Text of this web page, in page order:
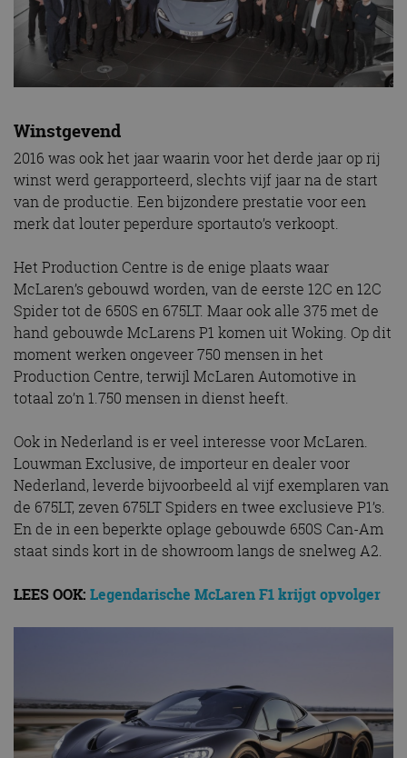
Winstgevend
2016 was ook het jaar waarin voor het derde jaar op rij
winst werd gerapporteerd, slechts vijf jaar na de start
van de productie. Een bijzondere prestatie voor een
merk dat louter peperdure sportauto’s verkoopt.
Het Production Centre is de enige plaats waar
McLaren’s gebouwd worden, van de eerste 12C en 12C
Spider tot de 650S en 675LT. Maar ook alle 375 met de
hand gebouwde McLarens P1 komen uit Woking. Op dit
moment werken ongeveer 750 mensen in het
Production Centre, terwijl McLaren Automotive in
totaal zo’n 1.750 mensen in dienst heeft.
Ook in Nederland is er veel interesse voor McLaren.
Louwman Exclusive, de importeur en dealer voor
Nederland, leverde bijvoorbeeld al vijf exemplaren van
de 675LT, zeven 675LT Spiders en twee exclusieve P1’s.
En de in een beperkte oplage gebouwde 650S Can-Am
staat sinds kort in de showroom langs de snelweg A2.
LEES OOK: Legendarische McLaren F1 krijgt opvolger